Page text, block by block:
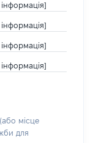
(або місце
для